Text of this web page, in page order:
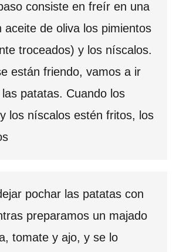
consiste en freír en una
aceite de oliva los pimientos
troceados) y los níscalos.
están friendo, vamos a ir
patatas. Cuando los
los níscalos estén fritos, los
pochar las patatas con
preparamos un majado
tomate y ajo, y se lo